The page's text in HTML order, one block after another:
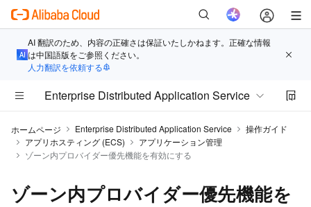
AI 翻訳のため、内容の正確さは保証いたしかねます。正確な情報
は中国語版をご参照ください。
人力翻訳を依頼する
Enterprise Distributed Application Service
ホームページ Enterprise Distributed Application Service
操作ガイド
アプリホスティング (ECS)
アプリケーション管理
ゾーン内プロバイダー優先機能を有効にする
ゾーン内プロバイダー優先機能を